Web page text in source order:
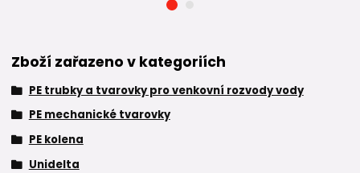
Zboží zařazeno v kategoriích
PE trubky a tvarovky pro venkovní rozvody vody
PE mechanické tvarovky
PE kolena
Unidelta